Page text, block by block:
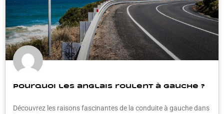
Pourquoi les anglais roulent à gauche ?
Découvrez les raisons fascinantes de la conduite à gauche dans